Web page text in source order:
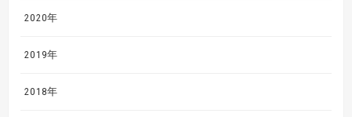
2020年
2019年
2018年